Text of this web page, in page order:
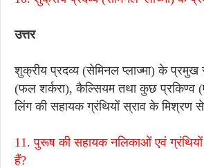
उत्तर
शुक्रीय प्रदव्य (सेमिनल प्लाज्मा) के
(फल शर्करा), कैल्सियम तथा कुछ प्रकिण्व
लिंग की सहायक ग्रंथियों स्राव के मिश्रण
11. पुरूष की सहायक नलिकाओं एवं
हैं?